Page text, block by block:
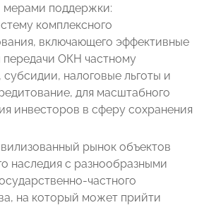
поддержки:
комплексного
включающего эффективные
передачи ОКН частному
субсидии, налоговые льготы и
для масштабного
инвесторов в сферу сохранения
рынок объектов
наследия с разнообразными
частного
на который может прийти